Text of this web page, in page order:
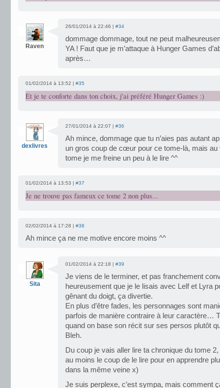
Raven
26/01/2014 à 22:46 | #34
dommage dommage, tout ne peut
YA ! Faut que je m’attaque à Hunger Games
après…
01/02/2014 à 13:52 | #35
Et je te conforte dans ton choix, j'ai préféré Hunger Games :)
dexlivres
27/01/2014 à 22:07 | #36
Ah mince, dommage que tu n’aies pas autant
un gros coup de cœur pour ce tome-là, mais
tome je me freine un peu à le lire ^^
01/02/2014 à 13:53 | #37
Je ne trouve pas fameux ce tome 2 non plus...
02/02/2014 à 17:28 | #38
Ah mince ça ne me motive encore moins ^^
Sita
01/02/2014 à 22:18 | #39
Je viens de le terminer, et pas franchement
heureusement que je le lisais avec Lelf et Lyra
gênant du doigt, ça divertie.
En plus d’être fades, les personnages sont
parfois de manière contraire à leur caractère…
quand on base son récit sur ses persos plutôt
Bleh.
Du coup je vais aller lire ta chronique du tome
au moins le coup de le lire pour en apprendre
dans la même veine x)
Je suis perplexe, c’est sympa, mais comment